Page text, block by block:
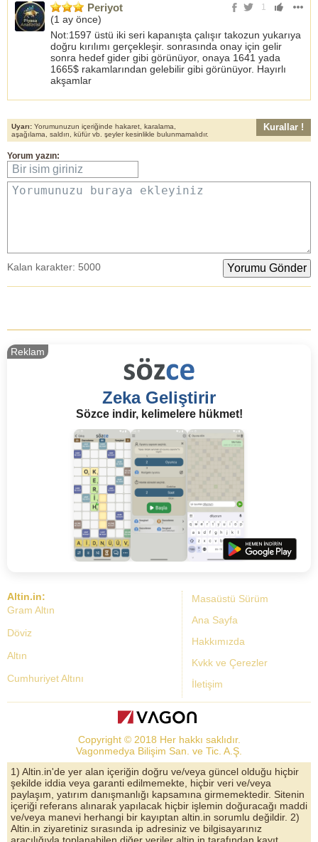
1
Periyot
(1 ay önce)
Not:1597 üstü iki seri kapanışta çalışır takozun yukarıya
doğru kırılımı gerçekleşir. sonrasında onay için gelir
sonra hedef gider gibi görünüyor, onaya 1641 yada
1665$ rakamlarından gelebilir gibi görünüyor. Hayırlı
akşamlar
Uyarı: Yorumunuzun içeriğinde hakaret, karalama,
aşağılama, saldırı, küfür vb. şeyler kesinlikle bulunmamalıdır.
Kurallar !
Yorum yazın:
Bir isim giriniz
Yorumunuzu buraya ekleyiniz
Kalan karakter: 5000
Zeka Geliştirir
Sözce indir, kelimelere hükmet!
Reklam
Masaüstü Sürüm
Ana Sayfa
Hakkımızda
Kvkk ve Çerezler
İletişim
Altin.in:
Gram Altın
Döviz
Altın
Cumhuriyet Altını
Dolar Kuru
Altın Yorumları
Döviz Kurları
Çeyrek Altın
Bitcoin
Copyright © 2018 Her hakkı saklıdır.
Vagonmedya Bilişim San. ve Tic. A.Ş.
1) Altin.in'de yer alan içeriğin doğru ve/veya güncel olduğu hiçbir
şekilde iddia veya garanti edilmemekte, hiçbir veri ve/veya
paylaşım, yatırım danışmanlığı kapsamına girmemektedir. Sitenin
içeriği referans alınarak yapılacak hiçbir işlemin doğuracağı maddi
ve/veya manevi herhangi bir kayıptan altin.in sorumlu değildir. 2)
Altin.in ziyaretiniz sırasında ip adresiniz ve bilgisayarınız
aracılığıyla toplanabilen diğer veriler altin.in tarafından kayıt